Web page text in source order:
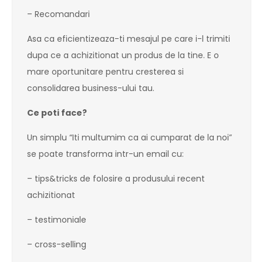
– Recomandari
Asa ca eficientizeaza-ti mesajul pe care i-l trimiti
dupa ce a achizitionat un produs de la tine. E o
mare oportunitare pentru cresterea si
consolidarea business-ului tau.
Ce poti face?
Un simplu “Iti multumim ca ai cumparat de la noi”
se poate transforma intr-un email cu:
– tips&tricks de folosire a produsului recent
achizitionat
– testimoniale
– cross-selling